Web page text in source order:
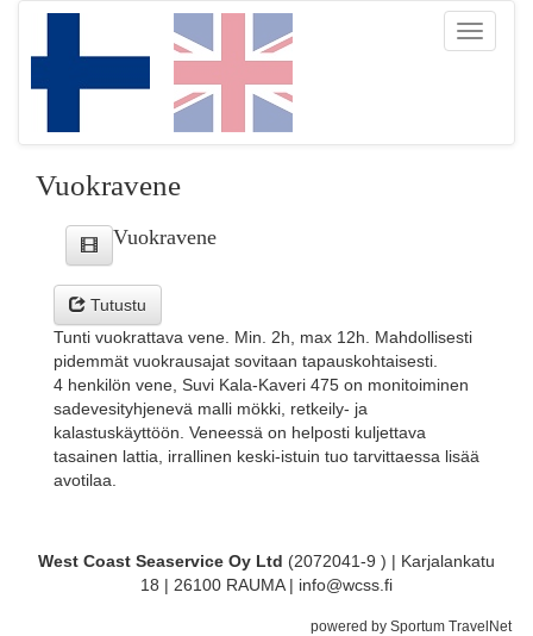
Toggle
Vuokravene
Vuokravene
Tutustu
Tunti vuokrattava vene. Min. 2h, max 12h. Mahdollisesti
pidemmät vuokrausajat sovitaan tapauskohtaisesti.
4 henkilön vene, Suvi Kala-Kaveri 475 on monitoiminen
sadevesityhjenevä malli mökki, retkeily- ja
kalastuskäyttöön. Veneessä on helposti kuljettava
tasainen lattia, irrallinen keski-istuin tuo tarvittaessa lisää
avotilaa.
West Coast Seaservice Oy Ltd (2072041-9 ) | Karjalankatu
18 | 26100 RAUMA | info@wcss.fi
powered by Sportum TravelNet